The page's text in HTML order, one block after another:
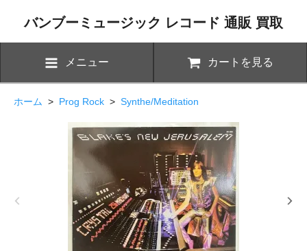
バンブーミュージック レコード 通販 買取
メニュー カートを見る
ホーム > Prog Rock > Synthe/Meditation